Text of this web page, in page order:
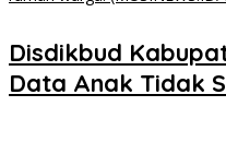
Disdikbud
Data Anak Tidak